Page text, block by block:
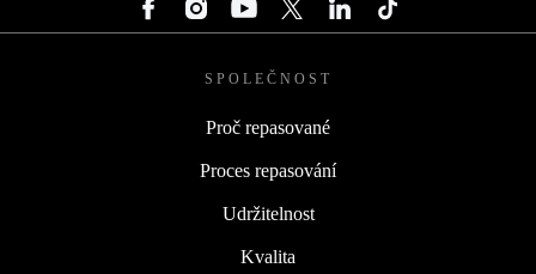
SPOLEČNOST
Proč repasované
Proces repasování
Udržitelnost
Kvalita